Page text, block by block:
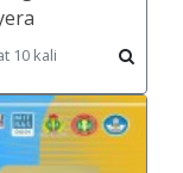
10 kali